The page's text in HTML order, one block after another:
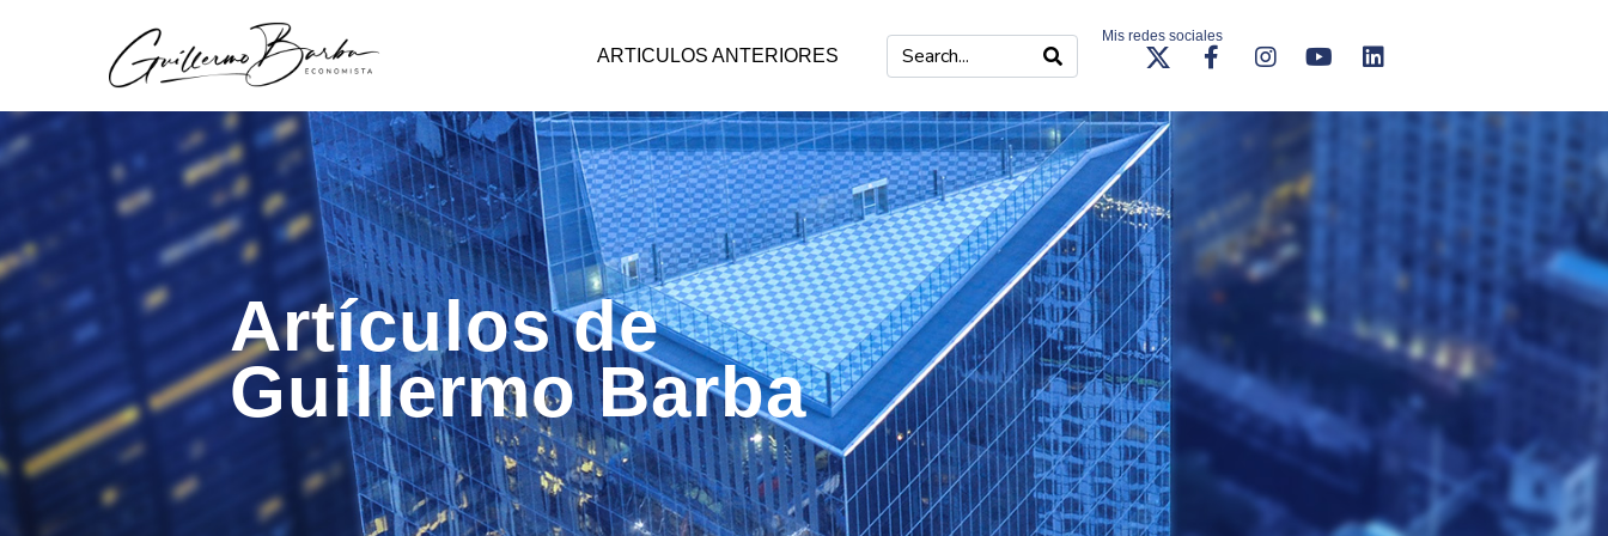
ARTICULOS ANTERIORES
Mis redes sociales
Artículos de
Guillermo Barba